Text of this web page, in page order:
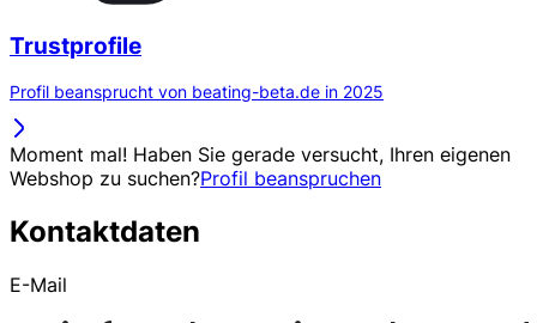
Trustprofile
Profil beansprucht von beating-beta.de in 2025
Moment mal! Haben Sie gerade versucht, Ihren eigenen
Webshop zu suchen?Profil beanspruchen
Kontaktdaten
E-Mail